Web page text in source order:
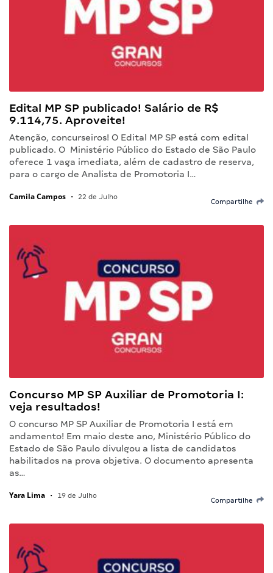
Edital MP SP publicado! Salário de R$
9.114,75. Aproveite!
Atenção, concurseiros! O Edital MP SP está com edital
publicado. O Ministério Público do Estado de São Paulo
oferece 1 vaga imediata, além de cadastro de reserva,
para o cargo de Analista de Promotoria I…
Camila Campos • 22 de Julho
Compartilhe
Concurso MP SP Auxiliar de Promotoria I:
veja resultados!
O concurso MP SP Auxiliar de Promotoria I está em
andamento! Em maio deste ano, Ministério Público do
Estado de São Paulo divulgou a lista de candidatos
habilitados na prova objetiva. O documento apresenta
as…
Yara Lima • 19 de Julho
Compartilhe